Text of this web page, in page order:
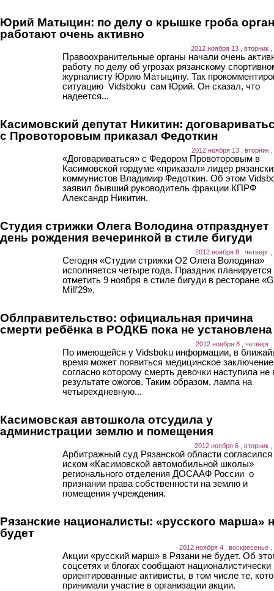
Юрий Матыцин: по делу о крышке гроба
работают очень активно
2012 ноября 13 , вторник ,
Правоохранительные органы начали очень
работу по делу об угрозах рязанскому
журналисту Юрию Матыцину. Так
ситуацию Vidsboku сам Юрий. Он сказал, что
надеется...
Касимовский депутат Никитин:
с Провоторовым приказал Федоткин
2012 ноября 13 , вторник ,
«Договариваться» с Федором Провоторовым в
Касимовской гордуме «приказал» лидер
коммунистов Владимир Федоткин. Об этом
заявил бывший руководитель фракции КПРФ
Александр Никитин.
Студия стрижки Олега Володина отпразднует
день рождения вечеринкой в стиле бигуди
2012 ноября 8 , четверг ,
Сегодня «Студии стрижки О2 Олега Володина»
исполняется четыре года. Праздник планируется
отметить 9 ноября в стиле бигуди в ресторане
Mill’29».
Облправительство: официальная причина
смерти ребёнка в РОДКБ пока не установлена
2012 ноября 8 , четверг ,
По имеющейся у Vidsboku информации, в
время может появиться медицинское
согласно которому смерть девочки наступила не
результате ожогов. Таким образом, лампа на
четырехдневную...
Касимовская автошкола отсудила у
администрации землю и помещения
2012 ноября 6 , вторник ,
Арбитражный суд Рязанской области согласился
иском «Касимовской автомобильной школы»
регионального отделения ДОСААФ России о
признании права собственности на землю и
помещения учреждения.
Рязанские националисты: «русского марша»
будет
2012 ноября 4 , воскресенье ,
Акции «русский марш» в Рязани не будет. Об
соцсетях и блогах сообщают националистически
ориентированные активисты, в том числе те,
принимали участие в организации акции.